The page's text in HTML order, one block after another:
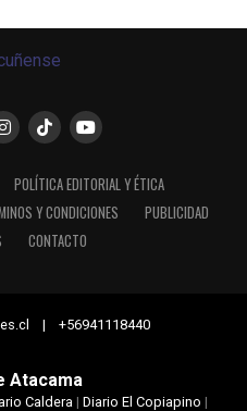
POLÍTICA EDITORIAL Y ÉTICA
Y CONDICIONES
PUBLICIDAD
CONTACTO
| +56941118440
Atacama
Caldera| Diario El Copiapino |